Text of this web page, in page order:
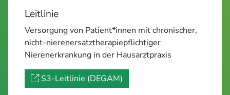
Leitlinie
Versorgung von Patient*innen mit chronischer,
nicht-nierenersatztherapiepflichtiger
Nierenerkrankung in der Hausarztpraxis
S3-Leitlinie (DEGAM)